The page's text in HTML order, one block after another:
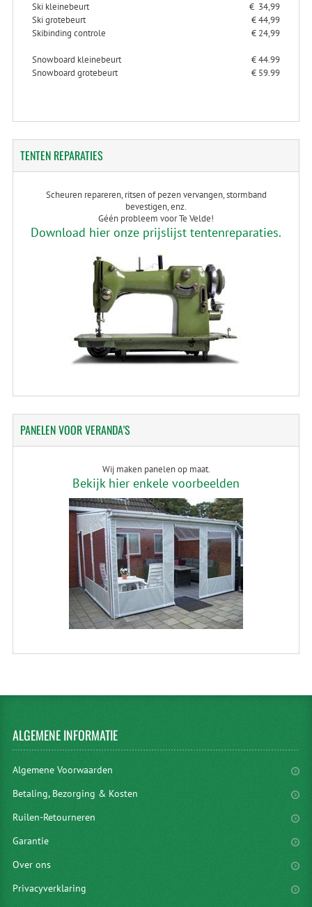
Ski kleinebeurt
€ 34,99
Ski grotebeurt
€ 44,99
Skibinding controle
€ 24,99
Snowboard kleinebeurt
€ 44.99
Snowboard grotebeurt
€ 59.99
TENTENREPARATIES
Scheuren repareren, ritsen of pezen vervangen, stormband
bevestigen, enz.
Géén probleem voor Te Velde!
Download hier onze prijslijst tentenreparaties.
PANELENVOOR VERANDA'S
Wij maken panelen op maat.
Bekijk hier enkele voorbeelden
ALGEMENEINFORMATIE
Algemene Voorwaarden
Betaling, Bezorging & Kosten
Ruilen-Retourneren
Garantie
Over ons
Privacyverklaring